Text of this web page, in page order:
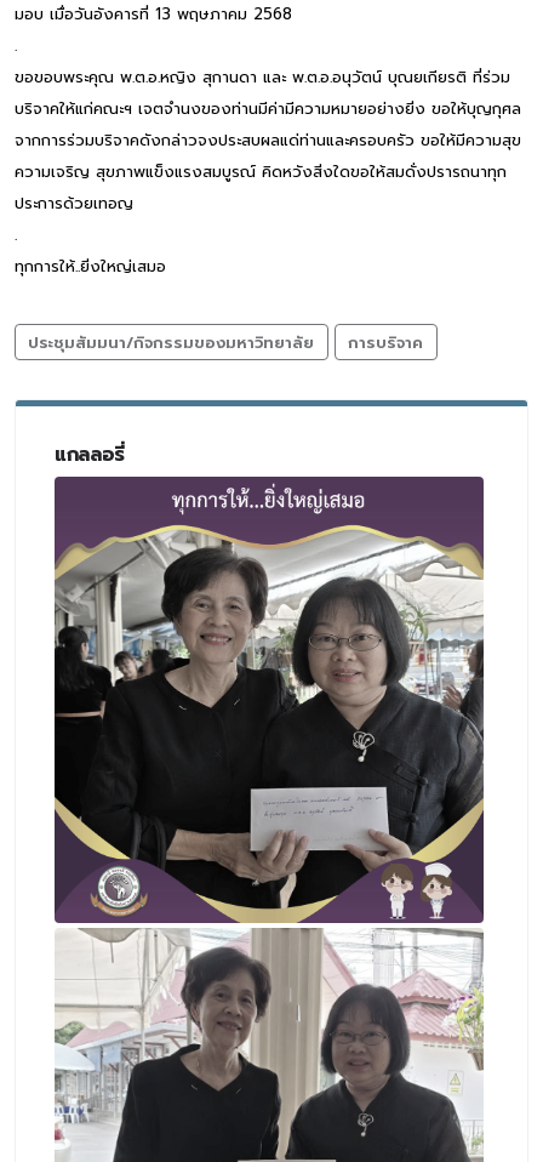
มอบ เมื่อวันอังคารที่ 13 พฤษภาคม 2568
.
ขอขอบพระคุณ พ.ต.อ.หญิง สุกานดา และ พ.ต.อ.อนุวัตน์ บุณยเกียรติ ที่ร่วม
บริจาคให้แก่คณะฯ เจตจำนงของท่านมีค่ามีความหมายอย่างยิ่ง ขอให้บุญกุศล
จากการร่วมบริจาคดังกล่าวจงประสบผลแด่ท่านและครอบครัว ขอให้มีความสุข
ความเจริญ สุขภาพแข็งแรงสมบูรณ์ คิดหวังสิ่งใดขอให้สมดั่งปรารถนาทุก
ประการด้วยเทอญ
.
ทุกการให้..ยิ่งใหญ่เสมอ
ประชุมสัมมนา/กิจกรรมของมหาวิทยาลัย การบริจาค
แกลลอรี่